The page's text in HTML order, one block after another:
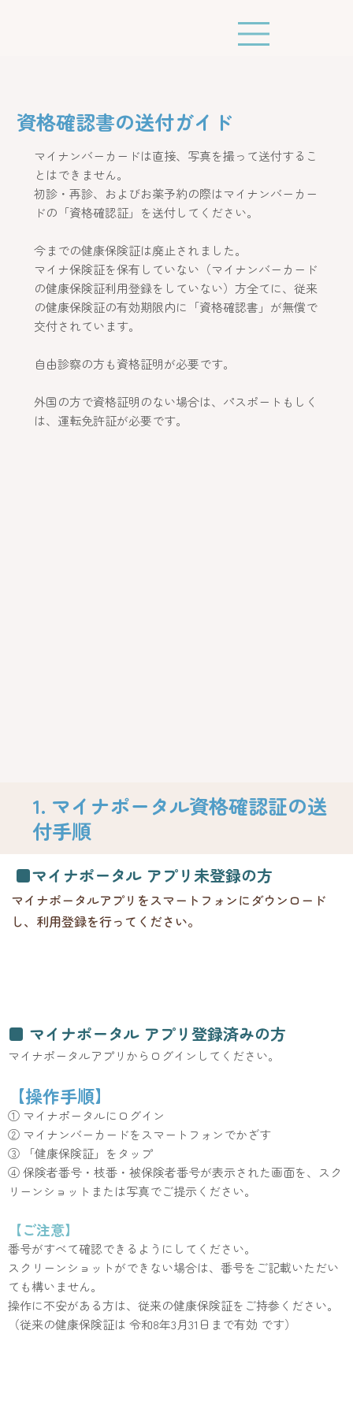
資格確認書の送付ガイド
マイナンバーカードは直接、写真を撮って送付するこ
とはできません。
初診・再診、およびお薬予約の際はマイナンバーカー
ドの「資格確認証」を送付してください。
今までの健康保険証は廃止されました。
マイナ保険証を保有していない（マイナンバーカード
の健康保険証利用登録をしていない）方全てに、従来
の健康保険証の有効期限内に「資格確認書」が無償で
交付されています。
自由診察の方も資格証明が必要です。
外国の方で資格証明のない場合は、パスポートもしく
は、運転免許証が必要です。
1. マイナポータル資格確認証の送
付手順
■マイナポータル アプリ未登録の方
マイナポータルアプリをスマートフォンにダウンロード
し、利用登録を行ってください。
■ マイナポータル アプリ登録済みの方
マイナポータルアプリからログインしてください。
【操作手順】
① マイナポータルにログイン
② マイナンバーカードをスマートフォンでかざす
③ 「健康保険証」をタップ
④ 保険者番号・枝番・被保険者番号が表示された画面を、スク
リーンショットまたは写真でご提示ください。
【ご注意】
番号がすべて確認できるようにしてください。
スクリーンショットができない場合は、番号をご記載いただい
ても構いません。
操作に不安がある方は、従来の健康保険証をご持参ください。
（従来の健康保険証は 令和8年3月31日まで有効 です）